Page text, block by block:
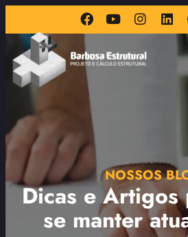
NOSSOS
Dicas e Artigos
se manter